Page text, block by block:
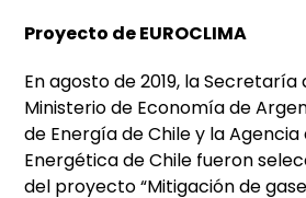
Proyecto de EUROCLIMA
En agosto de 2019, la
Ministerio de Economía de
de Energía de Chile y la
Energética de Chile fueron
del proyecto “Mitigación de